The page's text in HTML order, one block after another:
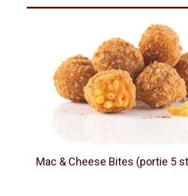
Mac & Cheese Bites (portie 5